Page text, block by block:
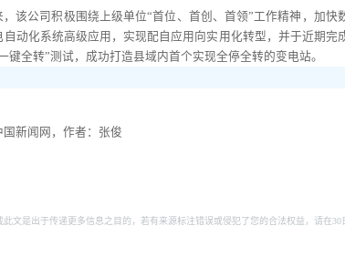
，该公司积极围绕上级单位“首位、首创、首领”工作精神，加
自动化系统高级应用，实现配自应用向实用化转型，并于近期
键全转”测试，成功打造县域内首个实现全停全转的变电站。
国新闻网，作者：张俊
此文是出于传递更多信息之目的，若有来源标注错误或侵犯了您的合法权益，请在